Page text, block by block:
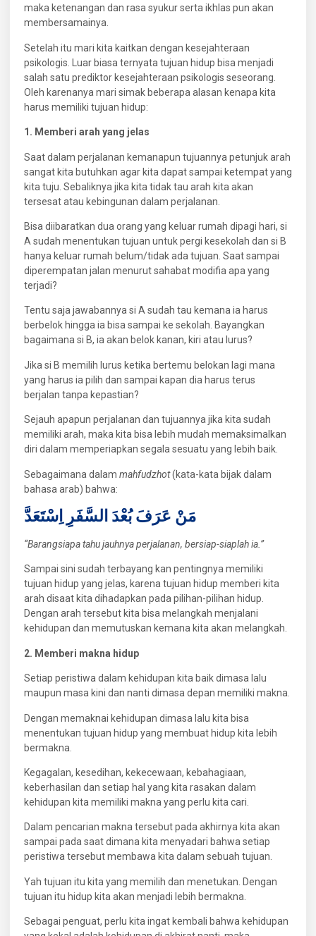
maka ketenangan dan rasa syukur serta ikhlas pun akan
membersamainya.
Setelah itu mari kita kaitkan dengan kesejahteraan
psikologis. Luar biasa ternyata tujuan hidup bisa menjadi
salah satu prediktor kesejahteraan psikologis seseorang.
Oleh karenanya mari simak beberapa alasan kenapa kita
harus memiliki tujuan hidup:
1. Memberi arah yang jelas
Saat dalam perjalanan kemanapun tujuannya petunjuk arah
sangat kita butuhkan agar kita dapat sampai ketempat yang
kita tuju. Sebaliknya jika kita tidak tau arah kita akan
tersesat atau kebingunan dalam perjalanan.
Bisa diibaratkan dua orang yang keluar rumah dipagi hari, si
A sudah menentukan tujuan untuk pergi kesekolah dan si B
hanya keluar rumah belum/tidak ada tujuan. Saat sampai
diperempatan jalan menurut sahabat modifia apa yang
terjadi?
Tentu saja jawabannya si A sudah tau kemana ia harus
berbelok hingga ia bisa sampai ke sekolah. Bayangkan
bagaimana si B, ia akan belok kanan, kiri atau lurus?
Jika si B memilih lurus ketika bertemu belokan lagi mana
yang harus ia pilih dan sampai kapan dia harus terus
berjalan tanpa kepastian?
Sejauh apapun perjalanan dan tujuannya jika kita sudah
memiliki arah, maka kita bisa lebih mudah memaksimalkan
diri dalam memperiapkan segala sesuatu yang lebih baik.
Sebagaimana dalam mahfudzhot(kata-kata bijak dalam
bahasa arab) bahwa:
مَنْ عَرَفَ بُعْدَ السَّفَرِ اِسْتَعَدَّ
“Barangsiapa tahu jauhnya perjalanan, bersiap-siaplah ia.”
Sampai sini sudah terbayang kan pentingnya memiliki
tujuan hidup yang jelas, karena tujuan hidup memberi kita
arah disaat kita dihadapkan pada pilihan-pilihan hidup.
Dengan arah tersebut kita bisa melangkah menjalani
kehidupan dan memutuskan kemana kita akan melangkah.
2. Memberi makna hidup
Setiap peristiwa dalam kehidupan kita baik dimasa lalu
maupun masa kini dan nanti dimasa depan memiliki makna.
Dengan memaknai kehidupan dimasa lalu kita bisa
menentukan tujuan hidup yang membuat hidup kita lebih
bermakna.
Kegagalan, kesedihan, kekecewaan, kebahagiaan,
keberhasilan dan setiap hal yang kita rasakan dalam
kehidupan kita memiliki makna yang perlu kita cari.
Dalam pencarian makna tersebut pada akhirnya kita akan
sampai pada saat dimana kita menyadari bahwa setiap
peristiwa tersebut membawa kita dalam sebuah tujuan.
Yah tujuan itu kita yang memilih dan menetukan. Dengan
tujuan itu hidup kita akan menjadi lebih bermakna.
Sebagai penguat, perlu kita ingat kembali bahwa kehidupan